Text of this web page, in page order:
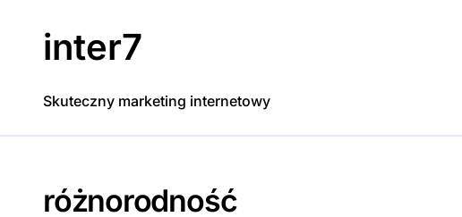
inter7
Skuteczny marketing internetowy
różnorodność